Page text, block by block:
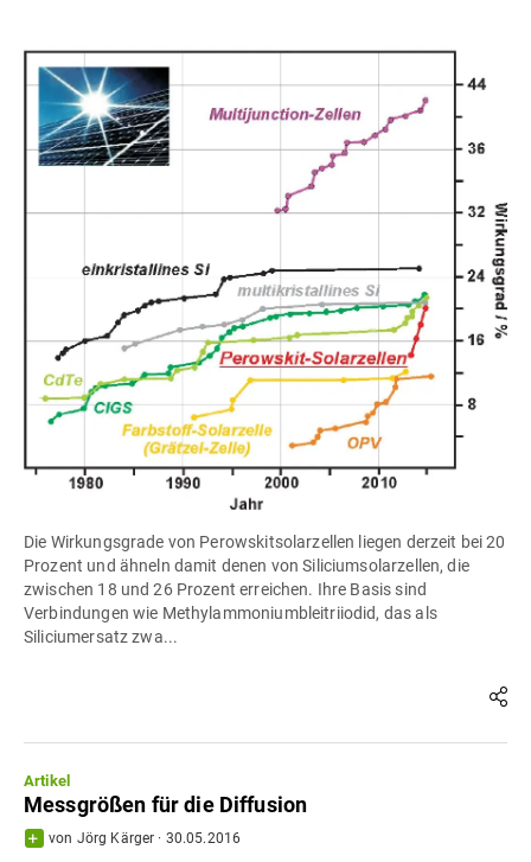
Die Wirkungsgrade von Perowskitsolarzellen liegen derzeit bei 20
Prozent und ähneln damit denen von Siliciumsolarzellen, die
zwischen 18 und 26 Prozent erreichen. Ihre Basis sind
Verbindungen wie Methylammoniumbleitriiodid, das als
Siliciumersatz zwa...
Artikel
Messgrößen für die Diffusion
von Jörg Kärger · 30.05.2016